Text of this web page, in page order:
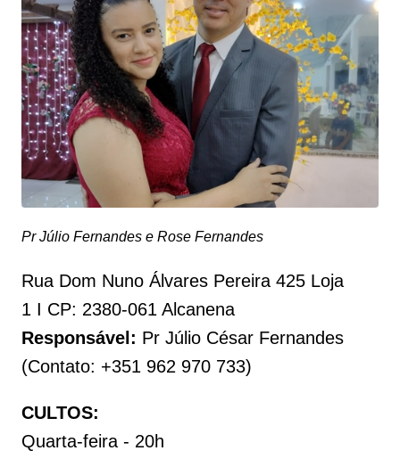
Pr Júlio Fernandes e Rose Fernandes
Rua Dom Nuno Álvares Pereira 425 Loja
1 I CP: 2380-061 Alcanena
Responsável: Pr Júlio César Fernandes
(Contato: +351 962 970 733)
CULTOS:
Quarta-feira - 20h